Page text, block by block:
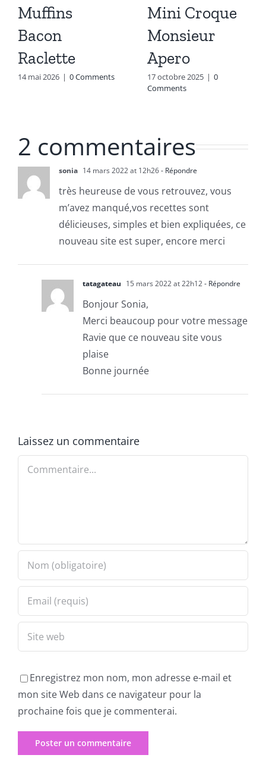
Muffins
Bacon
Raclette
14 mai 2026 | 0 Comments
Mini Croque
Monsieur
Apero
17 octobre 2025 | 0
Comments
2 commentaires
sonia 14 mars 2022 at 12h26- Répondre
très heureuse de vous retrouvez, vous
m’avez manqué,vos recettes sont
délicieuses, simples et bien expliquées, ce
nouveau site est super, encore merci
tatagateau 15 mars 2022 at 22h12- Répondre
Bonjour Sonia,
Merci beaucoup pour votre message
Ravie que ce nouveau site vous
plaise
Bonne journée
Laissez un commentaire
Commentaire
Enregistrez mon nom, mon adresse e-mail et
mon site Web dans ce navigateur pour la
prochaine fois que je commenterai.